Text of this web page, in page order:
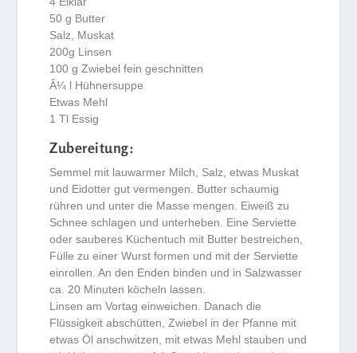
50 g Butter
Salz, Muskat
200g Linsen
100 g Zwiebel fein geschnitten
Â¼ l Hühnersuppe
Etwas Mehl
1 Tl Essig
Zubereitung:
Semmel mit lauwarmer Milch, Salz, etwas Muskat
und Eidotter gut vermengen. Butter schaumig
rühren und unter die Masse mengen. Eiweiß zu
Schnee schlagen und unterheben. Eine Serviette
oder sauberes Küchentuch mit Butter bestreichen,
Fülle zu einer Wurst formen und mit der Serviette
einrollen. An den Enden binden und in Salzwasser
ca. 20 Minuten köcheln lassen.
Linsen am Vortag einweichen. Danach die
Flüssigkeit abschütten, Zwiebel in der Pfanne mit
etwas Öl anschwitzen, mit etwas Mehl stauben und